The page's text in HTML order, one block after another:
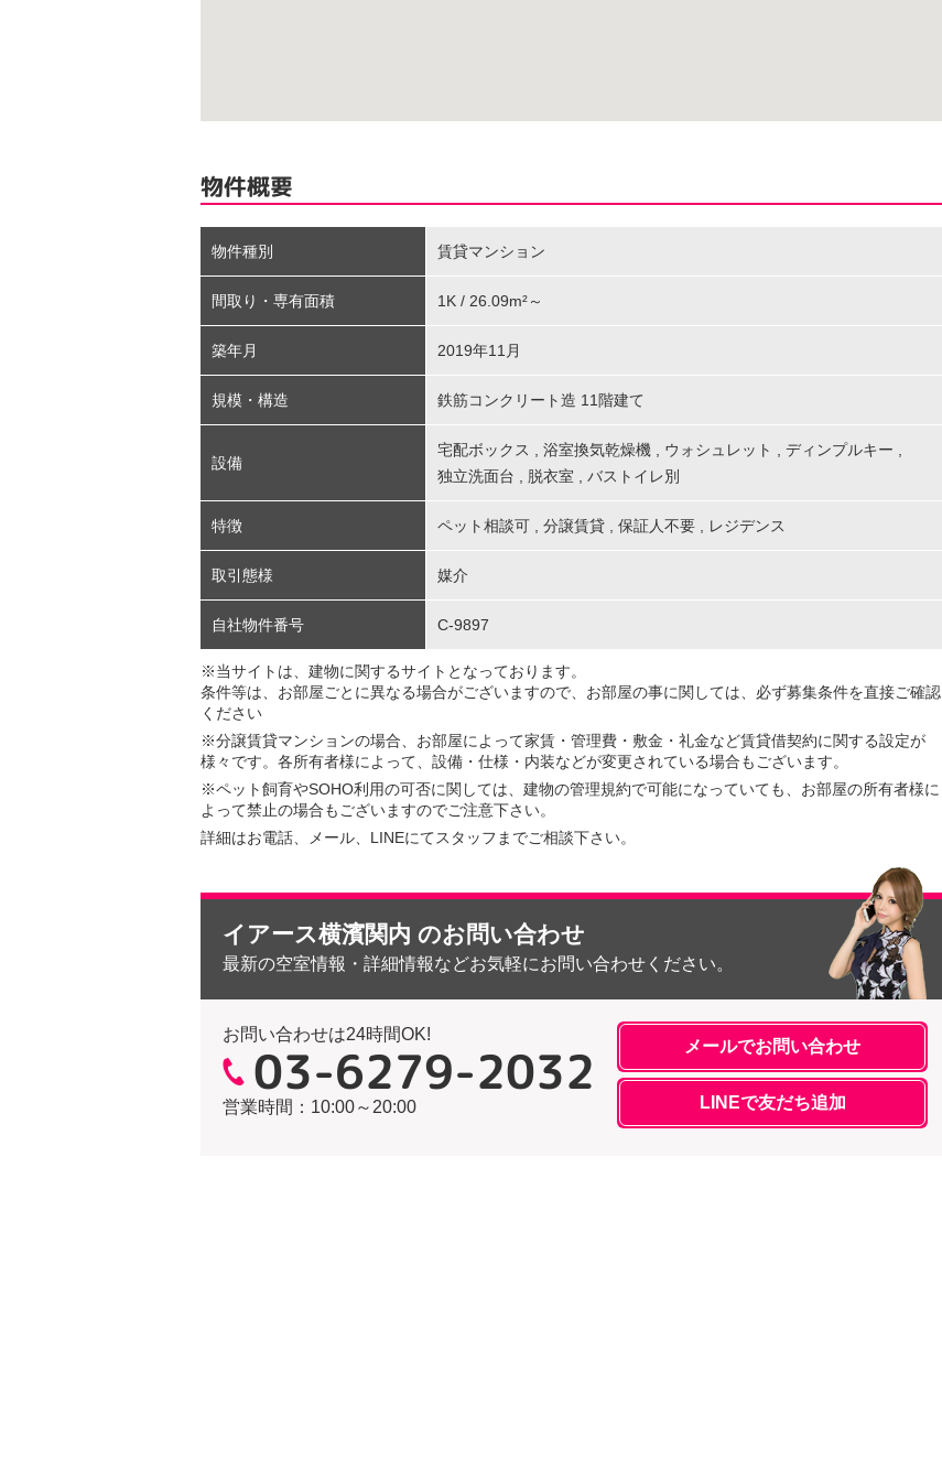
物件概要
物件種別 賃貸マンション
間取り・専有面積 1K / 26.09m²～
築年月 2019年11月
規模・構造 鉄筋コンクリート造 11階建て
設備
宅配ボックス 浴室換気乾燥機 ウォシュレット ディンプルキー
独立洗面台
脱衣室 バストイレ別
特徴 ペット相談可 分譲賃貸 保証人不要 レジデンス
取引態様 媒介
自社物件番号 C-9897
※当サイトは、建物に関するサイトとなっております。
条件等は、お部屋ごとに異なる場合がございますので、お部屋の事に関しては、必ず募集条件を直接ご確認
ください
※分譲賃貸マンションの場合、お部屋によって家賃・管理費・敷金・礼金など賃貸借契約に関する設定が
様々です。各所有者様によって、設備・仕様・内装などが変更されている場合もございます。
※ペット飼育やSOHO利用の可否に関しては、建物の管理規約で可能になっていても、お部屋の所有者様に
よって禁止の場合もございますのでご注意下さい。
詳細はお電話、メール、LINEにてスタッフまでご相談下さい。
イアース横濱関内 のお問い合わせ
最新の空室情報・詳細情報などお気軽にお問い合わせください。
お問い合わせは24時間OK!
03-6279-2032
営業時間：10:00～20:00
メールでお問い合わせ
LINEで友だち追加